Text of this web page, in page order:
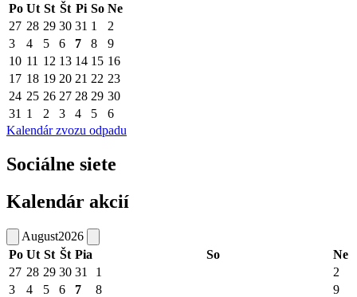
Po Ut St Št Pi So Ne
27 28 29 30 31 1
2
3
4 5 6 7 8
9
10 11 12 13 14 15 16
17 18 19 20 21 22 23
24 25 26 27 28 29 30
31 1 2 3 4 5
6
Kalendár zvozu odpadu
Sociálne siete
Kalendár akcií
August2026
Po Ut St Št Pia So
Ne
27 28 29 30 31 1
2
3
4 5 6 7 8 9